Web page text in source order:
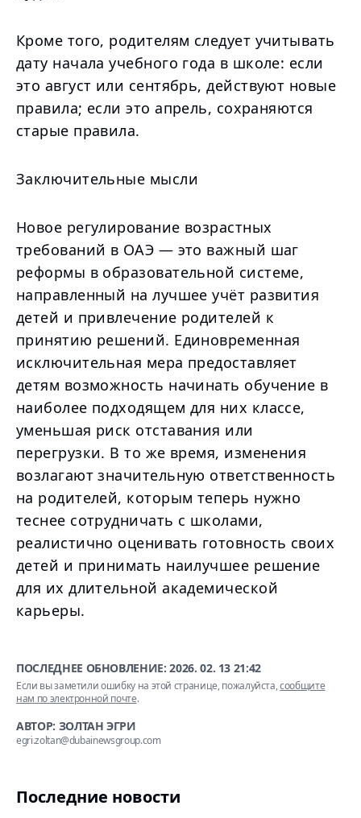
Кроме того, родителям следует учитывать
дату начала учебного года в школе: если
это август или сентябрь, действуют новые
правила; если это апрель, сохраняются
старые правила.
Заключительные мысли
Новое регулирование возрастных
требований в ОАЭ — это важный шаг
реформы в образовательной системе,
направленный на лучшее учёт развития
детей и привлечение родителей к
принятию решений. Единовременная
исключительная мера предоставляет
детям возможность начинать обучение в
наиболее подходящем для них классе,
уменьшая риск отставания или
перегрузки. В то же время, изменения
возлагают значительную ответственность
на родителей, которым теперь нужно
теснее сотрудничать с школами,
реалистично оценивать готовность своих
детей и принимать наилучшее решение
для их длительной академической
карьеры.
ПОСЛЕДНЕЕ ОБНОВЛЕНИЕ:2026. 02. 13 21:42
Если вы заметили ошибку на этой странице, пожалуйста,сообщите
нам по электронной почте.
АВТОР: ЗОЛТАН ЭГРИ
egri.zoltan@dubainewsgroup.com
Последние новости